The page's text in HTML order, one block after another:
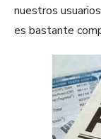
nuestros
es bastante